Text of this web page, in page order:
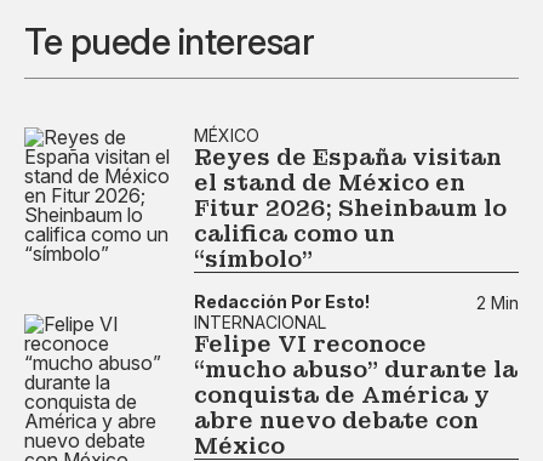
Te puede interesar
MÉXICO
Reyes de España visitan
el stand de México en
Fitur 2026; Sheinbaum lo
califica como un
“símbolo”
Redacción Por Esto!
2 Min
INTERNACIONAL
Felipe VI reconoce
“mucho abuso” durante la
conquista de América y
abre nuevo debate con
México